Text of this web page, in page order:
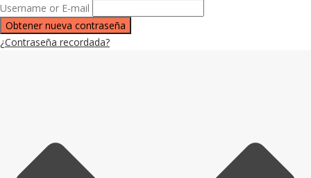
Username or E-mail
¿Contraseña recordada?